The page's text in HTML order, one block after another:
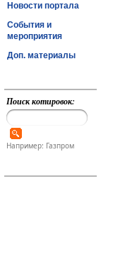
Новости портала
События и
мероприятия
Доп. материалы
Поиск котировок:
Например: Газпром